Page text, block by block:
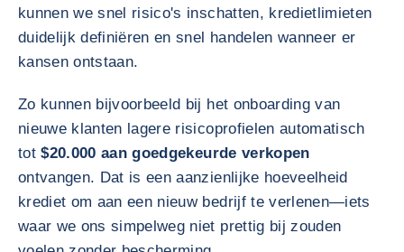
kunnen we snel risico's inschatten, kredietlimieten
duidelijk definiëren en snel handelen wanneer er
kansen ontstaan.
Zo kunnen bijvoorbeeld bij het onboarding van
nieuwe klanten lagere risicoprofielen automatisch
tot$20.000 aan goedgekeurde verkopen
ontvangen. Dat is een aanzienlijke hoeveelheid
krediet om aan een nieuw bedrijf te verlenen—iets
waar we ons simpelweg niet prettig bij zouden